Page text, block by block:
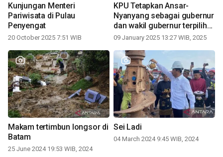
Kunjungan Menteri
Pariwisata di Pulau
Penyengat
20 October 2025 7:51 WIB
KPU Tetapkan Ansar-
Nyanyang sebagai gubernur
dan wakil gubernur terpilih
periode 2025-2030
09 January 2025 13:27 WIB, 2025
Makam tertimbun longsor di
Batam
25 June 2024 19:53 WIB, 2024
Sei Ladi
04 March 2024 9:45 WIB, 2024